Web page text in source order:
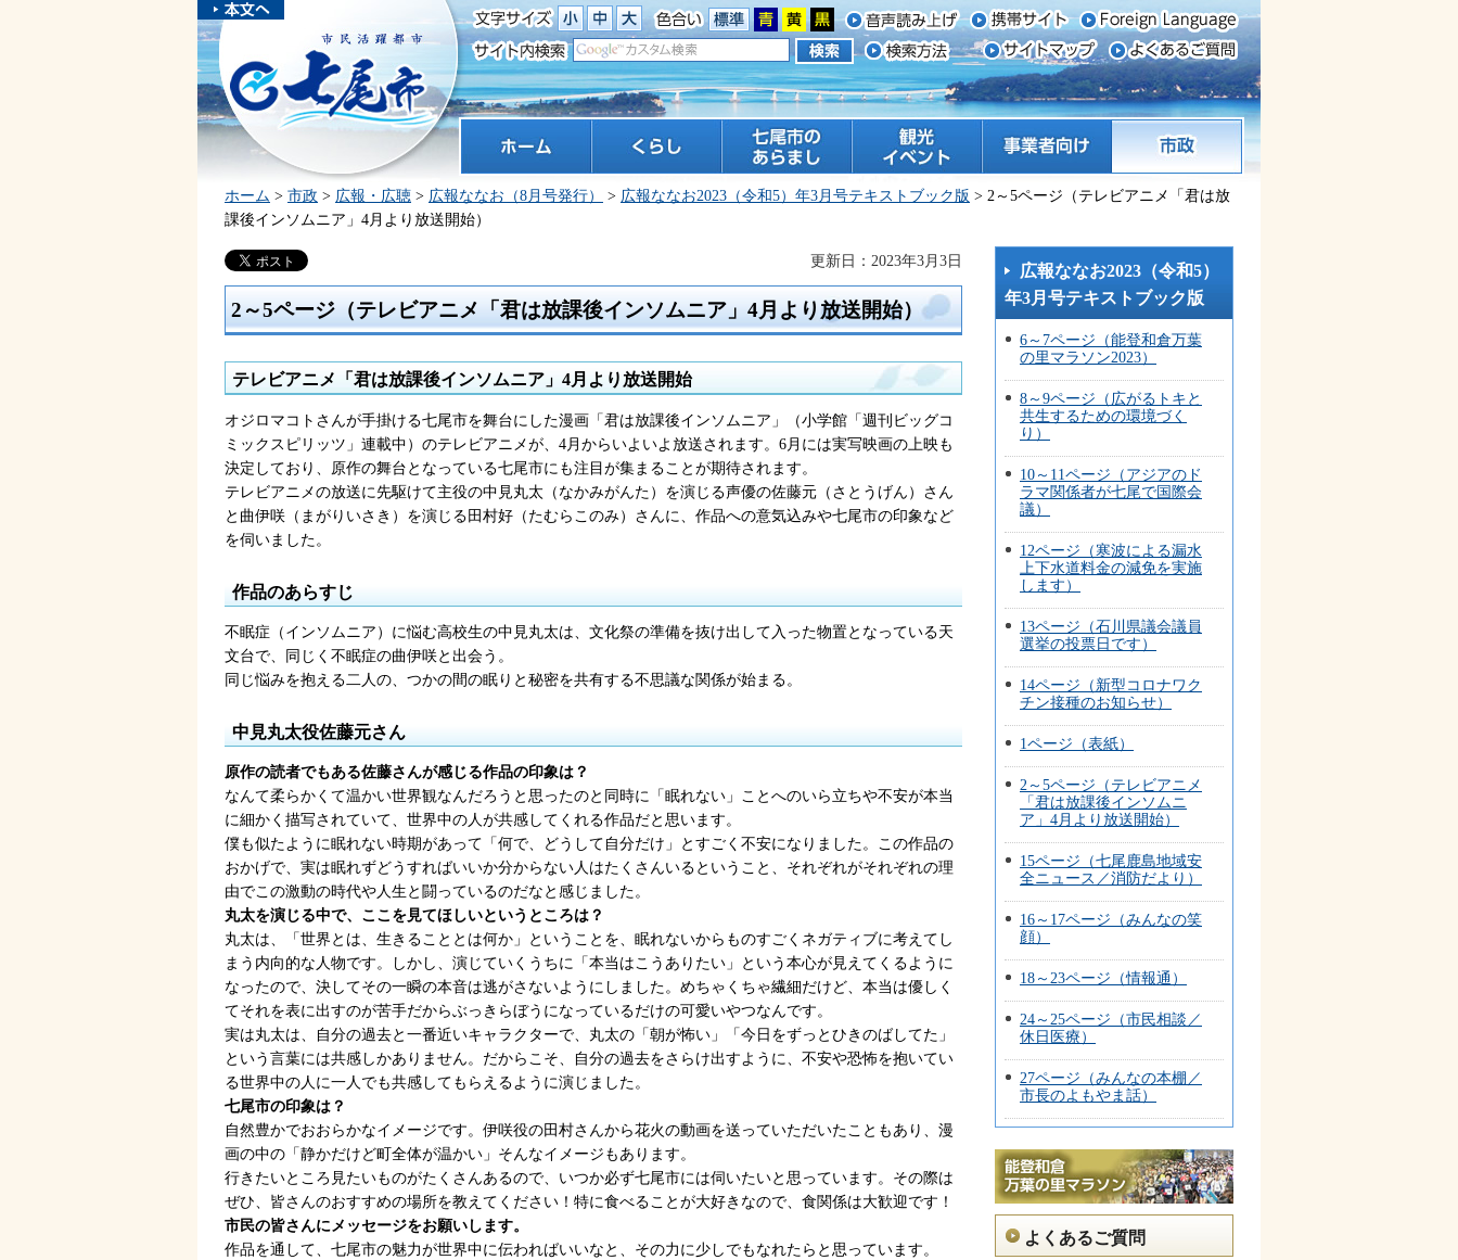
本文へスキ
ップしま
す。
市民活躍都市 七尾市
七尾市のあらまし 観光 イベント 市政
ホーム > 市政 > 広報・広聴 > 広報ななお（8月号発行） > 広報ななお2023（令和5）年3月号テキストブック版 > 2～5ページ（テレビアニメ「君は放
課後インソムニア」4月より放送開始）
更新日：2023年3月3日
2～5ページ（テレビアニメ「君は放課後インソムニア」4月より放送開始）
テレビアニメ「君は放課後インソムニア」4月より放送開始
オジロマコトさんが手掛ける七尾市を舞台にした漫画「君は放課後インソムニア」（小学館「週刊ビッグコ
ミックスピリッツ」連載中）のテレビアニメが、4月からいよいよ放送されます。6月には実写映画の上映も
決定しており、原作の舞台となっている七尾市にも注目が集まることが期待されます。
テレビアニメの放送に先駆けて主役の中見丸太（なかみがんた）を演じる声優の佐藤元（さとうげん）さん
と曲伊咲（まがりいさき）を演じる田村好（たむらこのみ）さんに、作品への意気込みや七尾市の印象など
を伺いました。
作品のあらすじ
不眠症（インソムニア）に悩む高校生の中見丸太は、文化祭の準備を抜け出して入った物置となっている天
文台で、同じく不眠症の曲伊咲と出会う。
同じ悩みを抱える二人の、つかの間の眠りと秘密を共有する不思議な関係が始まる。
中見丸太役佐藤元さん
原作の読者でもある佐藤さんが感じる作品の印象は？
なんて柔らかくて温かい世界観なんだろうと思ったのと同時に「眠れない」ことへのいら立ちや不安が本当
に細かく描写されていて、世界中の人が共感してくれる作品だと思います。
僕も似たように眠れない時期があって「何で、どうして自分だけ」とすごく不安になりました。この作品の
おかげで、実は眠れずどうすればいいか分からない人はたくさんいるということ、それぞれがそれぞれの理
由でこの激動の時代や人生と闘っているのだなと感じました。
丸太を演じる中で、ここを見てほしいというところは？
丸太は、「世界とは、生きることとは何か」ということを、眠れないからものすごくネガティブに考えてし
まう内向的な人物です。しかし、演じていくうちに「本当はこうありたい」という本心が見えてくるように
なったので、決してその一瞬の本音は逃がさないようにしました。めちゃくちゃ繊細だけど、本当は優しく
てそれを表に出すのが苦手だからぶっきらぼうになっているだけの可愛いやつなんです。
実は丸太は、自分の過去と一番近いキャラクターで、丸太の「朝が怖い」「今日をずっとひきのばしてた」
という言葉には共感しかありません。だからこそ、自分の過去をさらけ出すように、不安や恐怖を抱いてい
る世界中の人に一人でも共感してもらえるように演じました。
七尾市の印象は？
自然豊かでおおらかなイメージです。伊咲役の田村さんから花火の動画を送っていただいたこともあり、漫
画の中の「静かだけど町全体が温かい」そんなイメージもあります。
行きたいところ見たいものがたくさんあるので、いつか必ず七尾市には伺いたいと思っています。その際は
ぜひ、皆さんのおすすめの場所を教えてください！特に食べることが大好きなので、食関係は大歓迎です！
市民の皆さんにメッセージをお願いします。
作品を通して、七尾市の魅力が世界中に伝わればいいなと、その力に少しでもなれたらと思っています。
広報ななお2023（令和5）
年3月号テキストブック版
6～7ページ（能登和倉万葉
の里マラソン2023）
8～9ページ（広がるトキと
共生するための環境づく
り）
10～11ページ（アジアのド
ラマ関係者が七尾で国際会
議）
12ページ（寒波による漏水
上下水道料金の減免を実施
します）
13ページ（石川県議会議員
選挙の投票日です）
14ページ（新型コロナワク
チン接種のお知らせ）
1ページ（表紙）
2～5ページ（テレビアニメ
「君は放課後インソムニ
ア」4月より放送開始）
15ページ（七尾鹿島地域安
全ニュース／消防だより）
16～17ページ（みんなの笑
顔）
18～23ページ（情報通）
24～25ページ（市民相談／
休日医療）
27ページ（みんなの本棚／
市長のよもやま話）
よくあるご質問